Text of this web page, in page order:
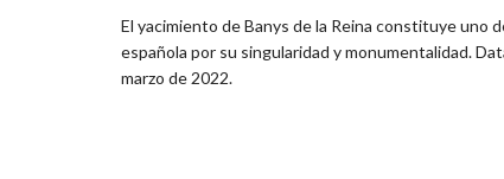
El yacimiento de Banys de la Reina constituye uno
española por su singularidad y monumentalidad.
marzo de 2022.